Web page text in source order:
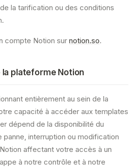
la tarification ou des conditions
compte Notion sur notion.so.
la plateforme Notion
entièrement au sein de la
capacité à accéder aux templates
dépend de la disponibilité du
interruption ou modification
affectant votre accès à un
à notre contrôle et à notre